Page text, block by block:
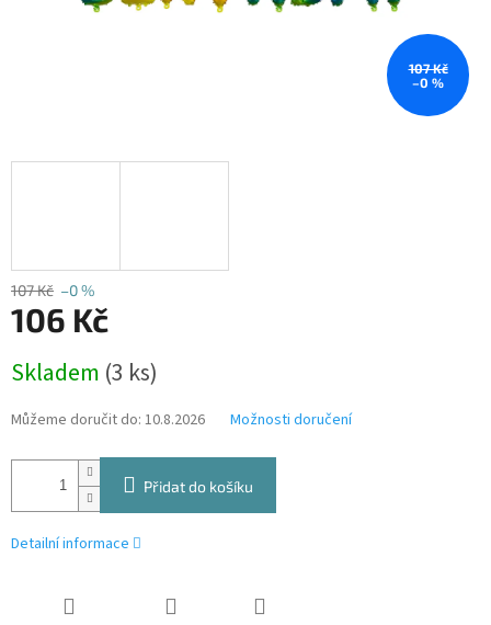
107 Kč
–0 %
107 Kč –0 %
106 Kč
cena:
Skladem (3 ks)
Můžeme doručit do: 10.8.2026 Možnosti doručení
Přidat do košíku
Detailní informace